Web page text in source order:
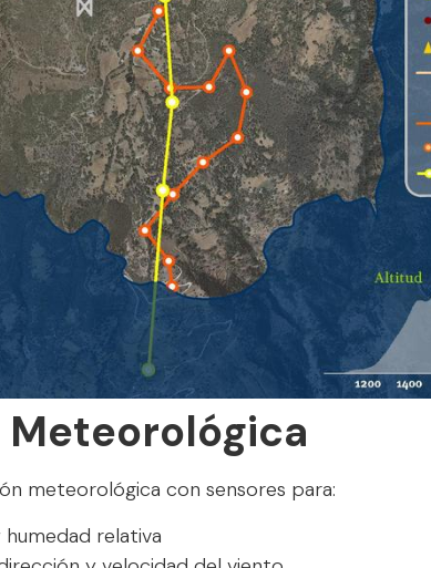
Meteorológica
meteorológica con sensores para:
relativa